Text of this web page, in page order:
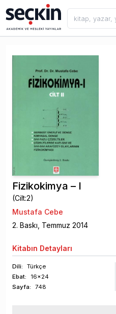
Fizikokimya – I
(Cilt:2)
Mustafa Cebe
2. Baskı, Temmuz 2014
Kitabın Detayları
Dili:
Türkçe
Ebat:
16x24
Sayfa: 748